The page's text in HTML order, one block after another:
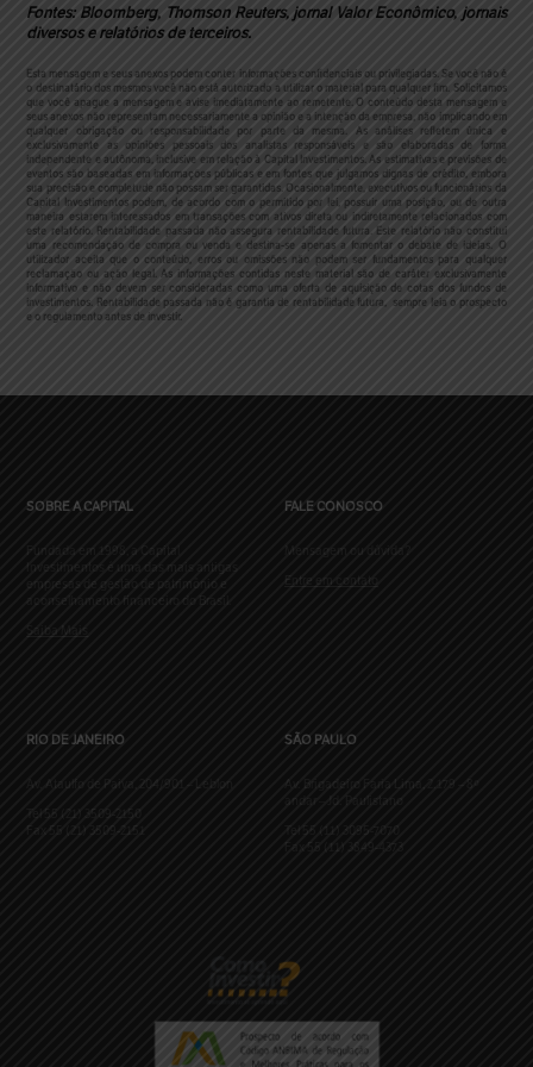
Fontes: Bloomberg, Thomson Reuters, jornal Valor Econômico, jornais
diversos e relatórios de terceiros.
Esta mensagem e seus anexos podem conter informações confidenciais ou privilegiadas. Se você não é
o destinatário dos mesmos você não está autorizado a utilizar o material para qualquer fim. Solicitamos
que você apague a mensagem e avise imediatamente ao remetente. O conteúdo desta mensagem e
seus anexos não representam necessariamente a opinião e a intenção da empresa, não implicando em
qualquer obrigação ou responsabilidade por parte da mesma. As análises refletem única e
exclusivamente as opiniões pessoais dos analistas responsáveis e são elaboradas de forma
independente e autônoma, inclusive em relação à Capital Investimentos. As estimativas e previsões de
eventos são baseadas em informações públicas e em fontes que julgamos dignas de crédito, embora
sua precisão e completude não possam ser garantidas. Ocasionalmente, executivos ou funcionários da
Capital Investimentos podem, de acordo com o permitido por lei, possuir uma posição, ou de outra
maneira estarem interessados em transações com ativos direta ou indiretamente relacionados com
este relatório. Rentabilidade passada não assegura rentabilidade futura. Este relatório não constitui
uma recomendação de compra ou venda e destina-se apenas a fomentar o debate de ideias. O
utilizador aceita que o conteúdo, erros ou omissões não podem ser fundamentos para qualquer
reclamação ou ação legal. As informações contidas neste material são de caráter exclusivamente
informativo e não devem ser consideradas como uma oferta de aquisição de cotas dos fundos de
investimentos. Rentabilidade passada não é garantia de rentabilidade futura, sempre leia o prospecto
e o regulamento antes de investir.
SOBRE A CAPITAL
Fundada em 1998, a Capital
Investimentos é uma das mais antigas
empresas de gestão de patrimônio e
aconselhamento financeiro do Brasil.
Saiba Mais
FALE CONOSCO
Mensagem ou dúvida?
Entre em contato
RIO DE JANEIRO
Av. Ataulfo de Paiva, 204/901 – Leblon
Tel 55 (21) 3509-2150
Fax 55 (21) 3509-2151
SÃO PAULO
Av. Brigadeiro Faria Lima, 2.179 – 8º
andar – Jd. Paulistano
Tel 55 (11) 3095-7070
Fax 55 (11) 3849-4373